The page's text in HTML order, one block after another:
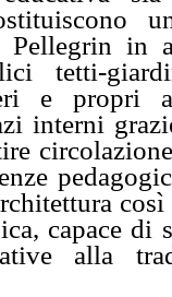
in
tetti-
e propri
interni
così
capace di
alla